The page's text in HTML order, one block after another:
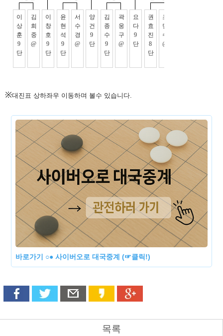
※대진표 상하좌우 이동하며 볼수 있습니다.
바로가기 ○● 사이버오로 대국중계 (☞클릭!)
목록